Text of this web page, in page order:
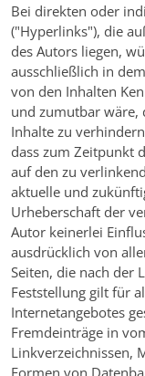
Bei direkten oder
("Hyperlinks"), die
des Autors liegen,
ausschließlich in
von den Inhalten
und zumutbar wäre,
Inhalte zu
dass zum Zeitpunkt
auf den zu
aktuelle und
Urheberschaft der
Autor keinerlei
ausdrücklich von
Seiten, die nach der
Feststellung gilt für
Internetangebotes
Fremdeinträge in
Linkverzeichnissen,
Formen von